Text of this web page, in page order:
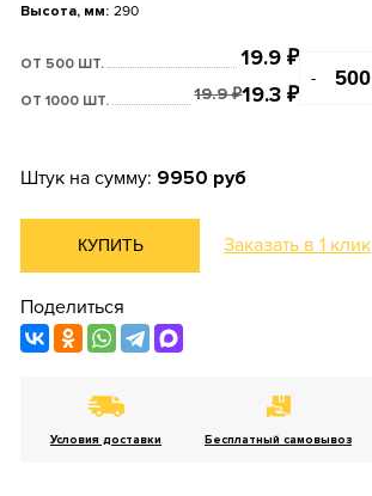
Высота, мм: 290
ОТ 500 ШТ. 19.9₽
ОТ 1000 ШТ. 19.9₽19.3₽
Штук на сумму: 9950 руб
КУПИТЬ Заказать в 1 клик
-
Поделиться
Условия доставки Бесплатный самовывоз